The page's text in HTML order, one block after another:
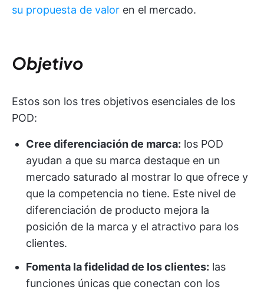
su propuesta de valor en el mercado.
Objetivo
Estos son los tres objetivos esenciales de los
POD:
Cree diferenciación de marca: los POD
ayudan a que su marca destaque en un
mercado saturado al mostrar lo que ofrece y
que la competencia no tiene. Este nivel de
diferenciación de producto mejora la
posición de la marca y el atractivo para los
clientes.
Fomenta la fidelidad de los clientes: las
funciones únicas que conectan con los